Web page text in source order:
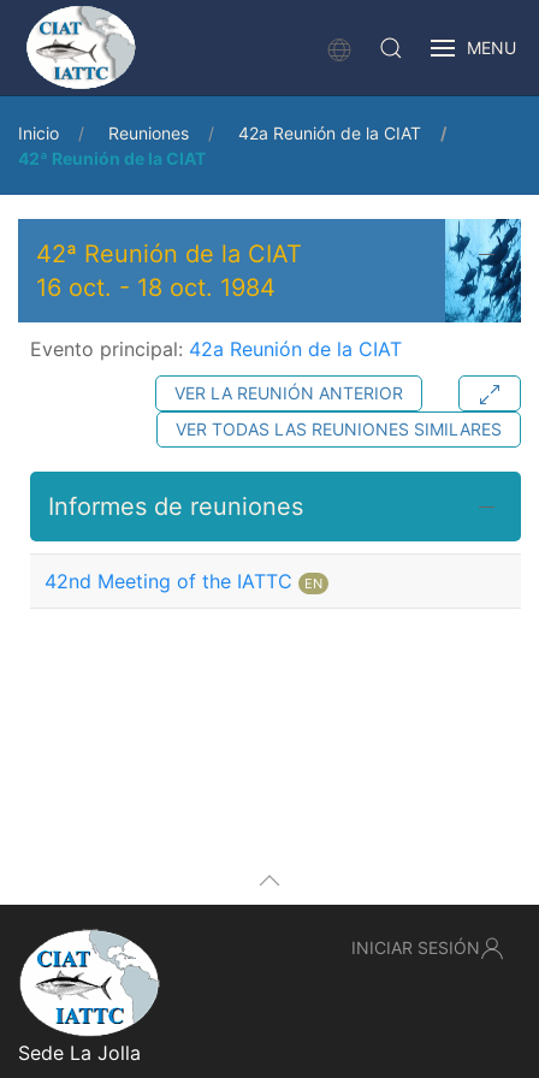
MENU
Inicio Reuniones
42a Reunión de la CIAT
42ª Reunión de la CIAT
42ª Reunión de la CIAT
16 oct. - 18 oct. 1984
Evento principal: 42a Reunión de la CIAT
VER LA REUNIÓN ANTERIOR
VER TODAS LAS REUNIONES SIMILARES
Informes de reuniones
42nd Meeting of the IATTC EN
Sede La Jolla
INICIAR SESIÓN